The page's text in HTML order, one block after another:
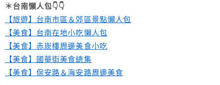
＊台南懶人包👇👇
【旅遊】台南市區＆郊區景點懶人包
【美食】台南在地小吃懶人包
【美食】赤崁樓周邊美食小吃
【美食】國華街美食總集
【美食】保安路＆海安路周邊美食